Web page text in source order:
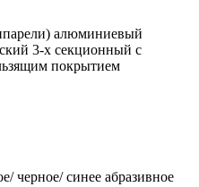
алюминиевый
3-х секционный с
покрытием
черное/ синее абразивное